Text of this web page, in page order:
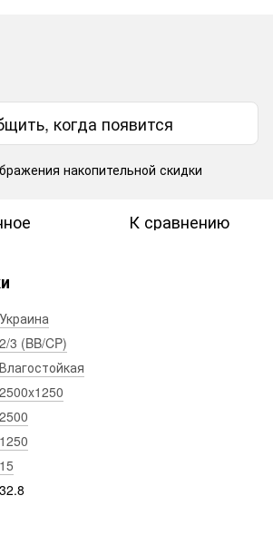
когда появится
накопительной скидки
К сравнению
Украина
2/3 (BB/CP)
Влагостойкая
2500x1250
2500
1250
15
32.8